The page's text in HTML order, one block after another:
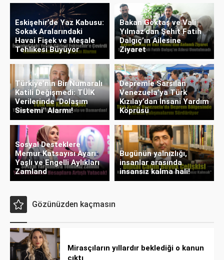
Eskişehir’de Yaz Kabusu:
Sokak Aralarındaki
Havai Fişek ve Meşale
Tehlikesi Büyüyor
Bakan Göktaş ve Vali
Yılmaz’dan Şehit Fatih
Dalgıç’ın Ailesine
Ziyaret
Türkiye’nin Bir Numaralı
Katili Değişmedi: TÜİK
Verilerinde "Dolaşım
Sistemi" Alarmı!
Depremle Sarsılan
Venezuela’ya Türk
Kızılay’dan İnsani Yardım
Köprüsü
Sosyal Desteklere
Memur Katsayısı Ayarı:
Yaşlı ve Engelli Aylıkları
Zamland
Bugünün yalnızlığı,
insanlar arasında
insansız kalma hali!
Gözünüzden kaçmasın
Mirasçıların yıllardır beklediği o kanun
çıktı